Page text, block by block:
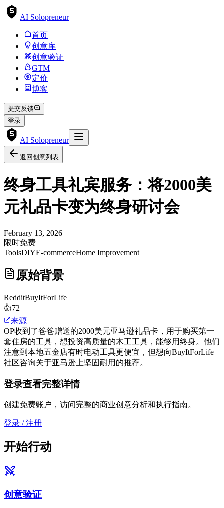
AI Solopreneur
首页
创意库
创意验证
GTM
定价
博客
提交反馈
登录
AI Solopreneur
返回创意列表
终身工具礼宾服务：将2000美
元礼品卡变为终身研讨会
February 13, 2026
限时免费
ToolsDIYE-commerceHome Improvement
原始背景
RedditBuyItForLife
👍72
来源
OP收到了爸爸赠送的2000美元亚马逊礼品卡，用于购买第一
套住房的工具，想投资高质量的木工工具，能够用终身。他们
注意到本地五金店有时电动工具更便宜，但想向BuyItForLife
社区咨询关于亚马逊上坚固耐用的推荐。
登录查看完整详情
创建免费账户，访问完整的商业创意分析和执行指南。
登录 / 注册
开始行动
创意验证